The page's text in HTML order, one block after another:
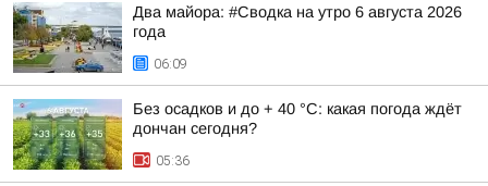
Два майора: #Сводка на утро 6 августа 2026
года
06:09
Без осадков и до + 40 °С: какая погода ждёт
дончан сегодня?
05:36